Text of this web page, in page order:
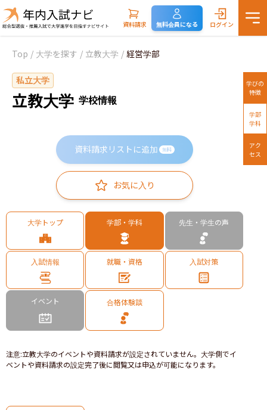
資料請求 無料会員になる ログイン
Top / 大学を探す / 立教大学 / 経営学部
私立大学
立教大学 学校情報
資料請求リストに追加 無料
お気に入り
大学トップ 学部・学科 先生・学生の声
入試情報 就職・資格 入試対策
イベント 合格体験談
注意:立教大学のイベントや資料請求が設定されていません。大学側でイ
ベントや資料請求の設定完了後に閲覧又は申込が可能になります。
学びの
特徴
学部
学科
アク
セス